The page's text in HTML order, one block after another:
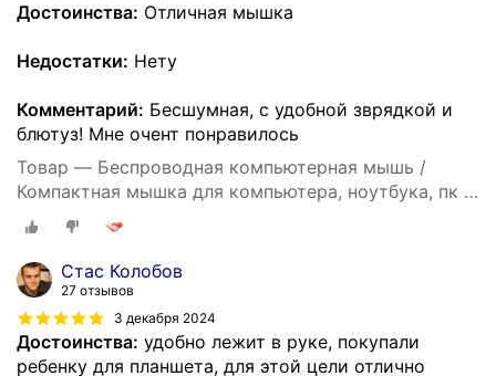
Достоинства: Отличная мышка
Недостатки: Нету
Комментарий: Бесшумная, с удобной зврядкой и
блютуз! Мне очент понравилось
Товар — Беспроводная компьютерная мышь /
Компактная мышка для компьютера, ноутбука, пк и
макбука / Встроенный аккумулятор / Бесшумные
кнопки / Bluetooth / White
Стас Колобов
27 отзывов
3 декабря 2024
Достоинства: удобно лежит в руке, покупали
ребенку для планшета, для этой цели отлично